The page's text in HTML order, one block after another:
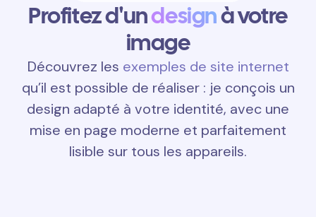
Profitez d'undesignà votre
image
Découvrez les exemples de site internet
qu’il est possible de réaliser : je conçois un
design adapté à votre identité, avec une
mise en page moderne et parfaitement
lisible sur tous les appareils.